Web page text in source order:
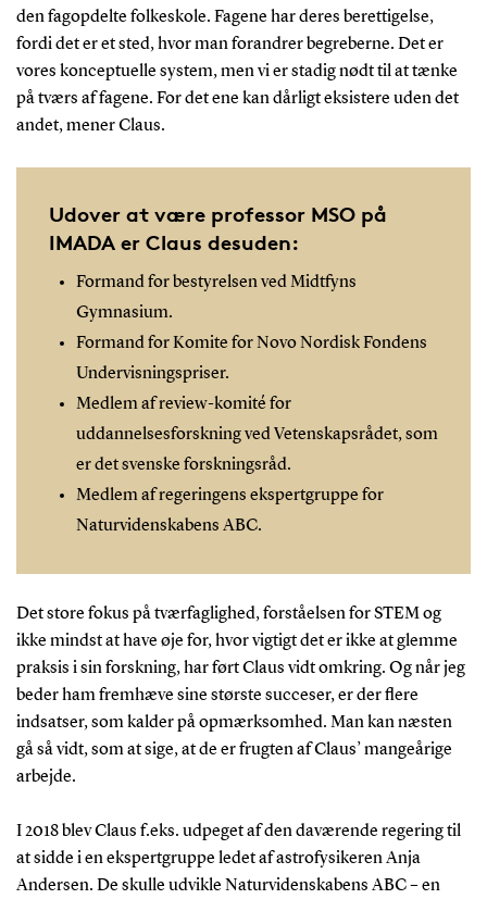
den fagopdelte folkeskole. Fagene har deres berettigelse,
fordi det er et sted, hvor man forandrer begreberne. Det er
vores konceptuelle system, men vi er stadig nødt til at tænke
på tværs af fagene. For det ene kan dårligt eksistere uden det
andet, mener Claus.
Udover at være professor MSO på
IMADA er Claus desuden:
Formand for bestyrelsen ved Midtfyns
Gymnasium.
Formand for Komite for Novo Nordisk Fondens
Undervisningspriser.
Medlem af review-komité for
uddannelsesforskning ved Vetenskapsrådet, som
er det svenske forskningsråd.
Medlem af regeringens ekspertgruppe for
Naturvidenskabens ABC.
Det store fokus på tværfaglighed, forståelsen for STEM og
ikke mindst at have øje for, hvor vigtigt det er ikke at glemme
praksis i sin forskning, har ført Claus vidt omkring. Og når jeg
beder ham fremhæve sine største succeser, er der flere
indsatser, som kalder på opmærksomhed. Man kan næsten
gå så vidt, som at sige, at de er frugten af Claus’ mangeårige
arbejde.
I 2018 blev Claus f.eks. udpeget af den daværende regering til
at sidde i en ekspertgruppe ledet af astrofysikeren Anja
Andersen. De skulle udvikle Naturvidenskabens ABC – en